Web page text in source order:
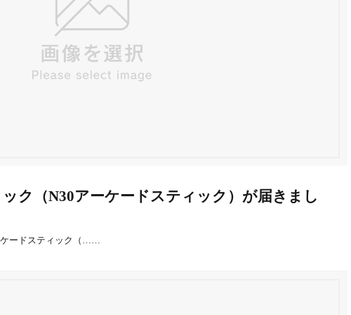
ク（N30アーケードスティック）が届きまし
ードスティック（……